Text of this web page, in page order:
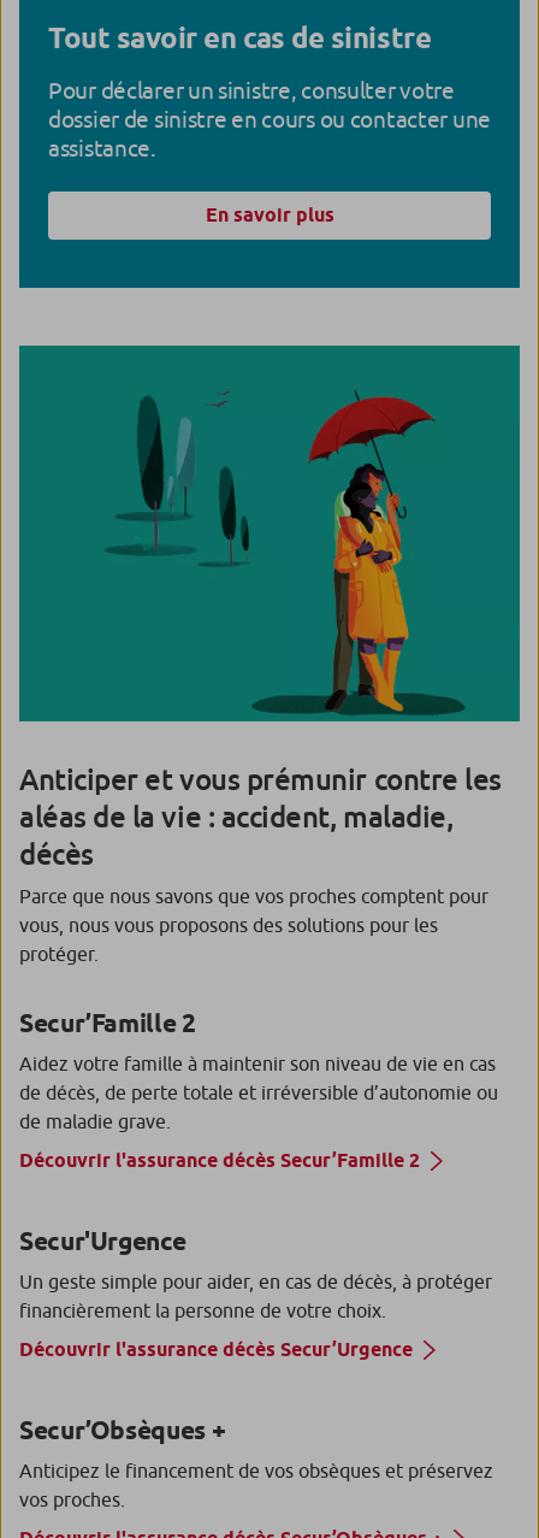
Tout savoir en cas de sinistre
Pour déclarer un sinistre, consulter votre
dossier de sinistre en cours ou contacter une
assistance.
En savoir plus
Anticiper et vous prémunir contre les
aléas de la vie : accident, maladie,
décès
Parce que nous savons que vos proches comptent pour
vous, nous vous proposons des solutions pour les
protéger.
Secur’Famille 2
Aidez votre famille à maintenir son niveau de vie en cas
de décès, de perte totale et irréversible d’autonomie ou
de maladie grave.
Découvrir l'assurance décès Secur’Famille 2
Secur'Urgence
Un geste simple pour aider, en cas de décès, à protéger
financièrement la personne de votre choix.
Découvrir l'assurance décès Secur’Urgence
Secur’Obsèques +
Anticipez le financement de vos obsèques et préservez
vos proches.